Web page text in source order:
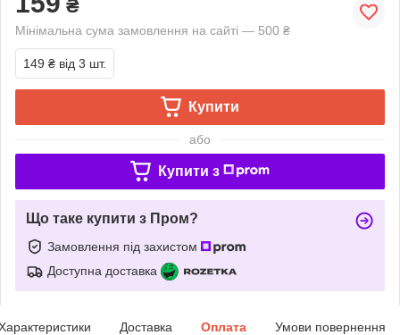
₴
Мінімальна сума замовлення на сайті — 500 ₴
149 ₴ від 3 шт.
Купити
або
Купити з
Що таке купити з Пром?
Замовлення під захистом
Доступна доставка
Доставка Оплата Умови повернення